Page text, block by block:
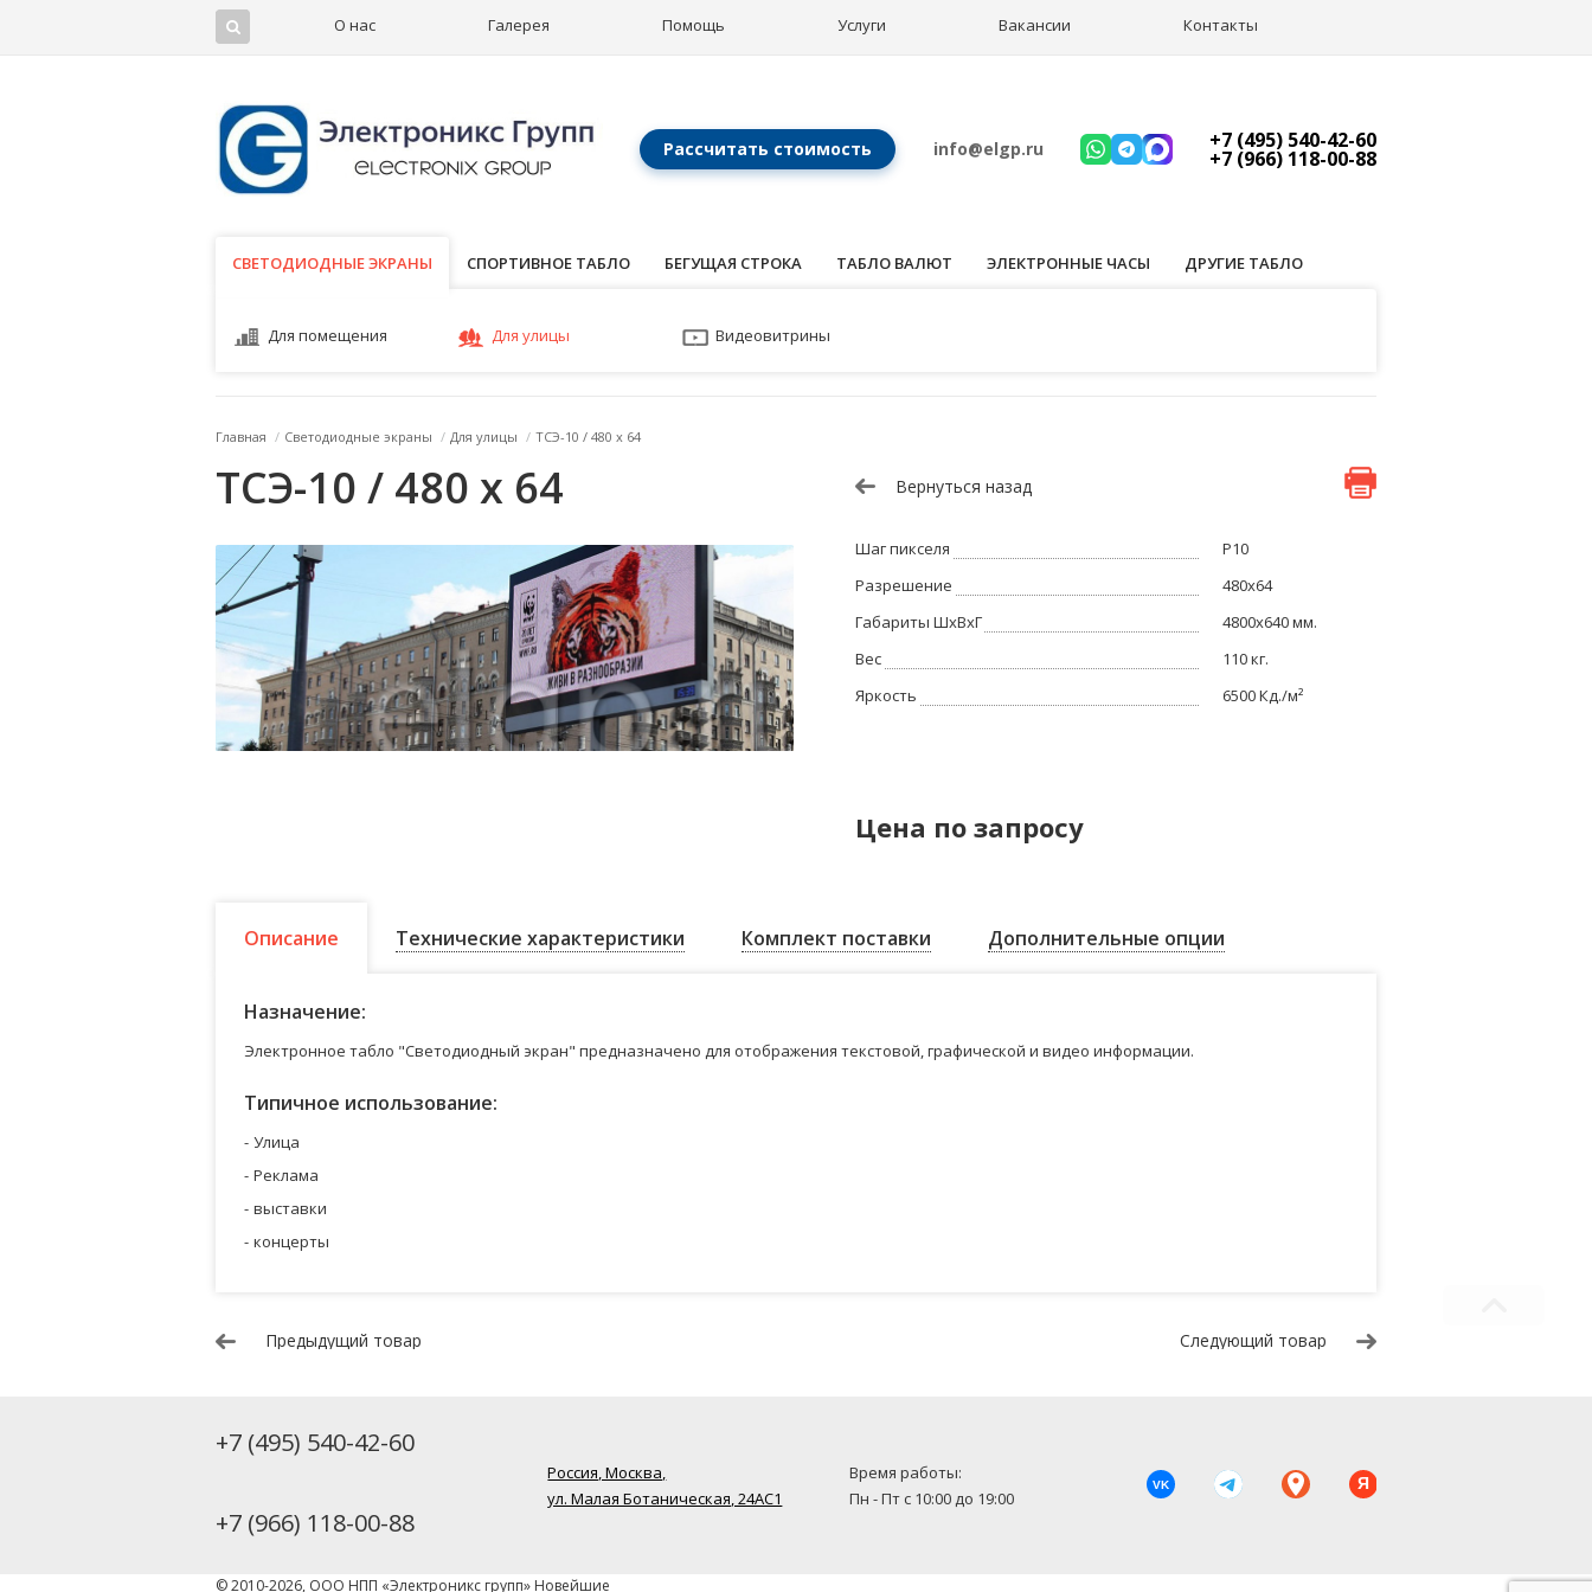
О нас Галерея Помощь Услуги Вакансии Контакты
Рассчитать стоимость info@elgp.ru +7 (495) 540-42-60
+7 (966) 118-00-88
СВЕТОДИОДНЫЕ ЭКРАНЫ
СВЕТОДИОДНЫЕ ЭКРАНЫ СПОРТИВНОЕ ТАБЛО БЕГУЩАЯ СТРОКА ТАБЛО ВАЛЮТ ЭЛЕКТРОННЫЕ ЧАСЫ ДРУГИЕ ТАБЛО
Для помещения Для улицы Видеовитрины
Главная / Светодиодные экраны / Для улицы / ТСЭ-10 / 480 x 64
ТСЭ-10 / 480 x 64 Вернуться назад
Шаг пикселя
P10
Разрешение
480x64
Габариты ШхВхГ
4800x640 мм.
Вес
110 кг.
Яркость
6500 Кд./м²
Цена по запросу
Описание Технические характеристики Комплект поставки Дополнительные опции
Назначение:
Электронное табло "Светодиодный экран" предназначено для отображения текстовой, графической и видео информации.
Типичное использование:
Улица
Реклама
выставки
концерты
Предыдущий товар Следующий товар
+7 (495) 540-42-60
+7 (966) 118-00-88
Россия, Москва,
ул. Малая Ботаническая, 24AC1
Время работы:
Пн - Пт с 10:00 до 19:00
VK Я
© 2010-2026, ООО НПП «Электроникс групп» Новейшие